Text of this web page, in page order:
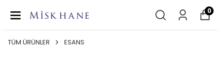
0
TÜM ÜRÜNLER ESANS